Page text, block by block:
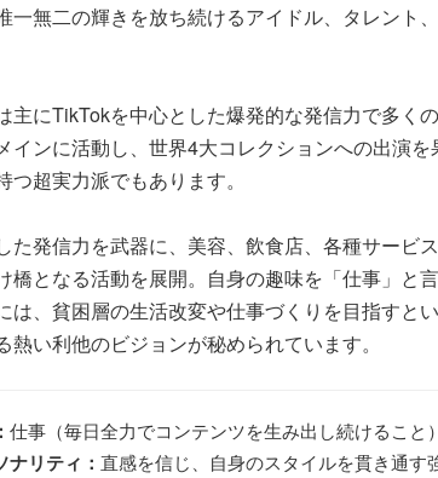
一無二の輝きを放ち続けるアイドル、タレント
主にTikTokを中心とした爆発的な発信力で多く
インに活動し、世界4大コレクションへの出演
つ超実力派でもあります。
た発信力を武器に、美容、飲食店、各種サービ
橋となる活動を展開。自身の趣味を「仕事」と
は、貧困層の生活改変や仕事づくりを目指すと
熱い利他のビジョンが秘められています。
仕事（毎日全力でコンテンツを生み出し続けること）
ナリティ： 直感を信じ、自身のスタイルを貫き通す